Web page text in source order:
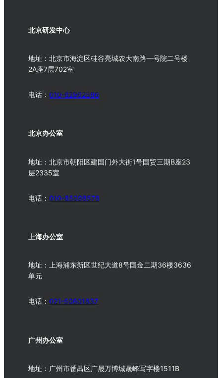
北京研发中心
地址：北京市海淀区硅谷亮城农大南路一号院二号楼
2A座7层702室
电话：010-62962586
北京办公室
地址：北京市朝阳区建国门外大街1号国贸三期B座23
层2335室
电话：010-85098578
上海办公室
地址：上海浦东新区世纪大道8号国金二期36楼3636
单元
电话：021-50601837
广州办公室
地址：广州市番禺区广晟万博城晟峰写字楼1511B